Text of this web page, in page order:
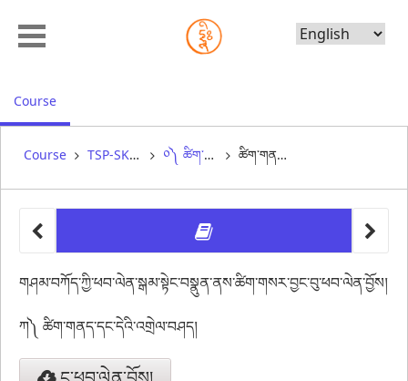
Choose
Course, current location
Course TSP-SK1-11 སྡེ་སྣོད་གསུམ་གྱི་འཇོག་ཚུལ་གཞན། ༠༽ ཚིག་གསར་བྱང་བུ། (སྐར་མ། 15/སྐར་མ། 15) ཚིག་གནད་ཁག་ལ་སྦྱོང་བ་བྱོས།
other
གཤམ་བཀོད་ཀྱི་ཕབ་ལེན་སྒམ་སྟེང་བསྣུན་ནས་ཚིག་གསར་བྱང་བུ་ཕབ་ལེན་བྱོས།
ཀ༽ ཚིག་གནད་དང་དེའི་འགྲེལ་བཤད།